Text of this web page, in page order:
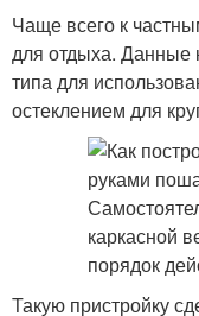
Чаще всего к
для отдыха. Данные
типа для
остеклением для
Такую пристройку